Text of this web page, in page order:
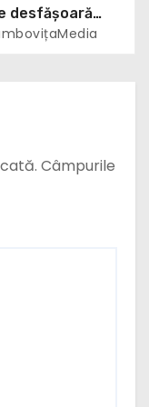
desfășoară
la
Câmpurile